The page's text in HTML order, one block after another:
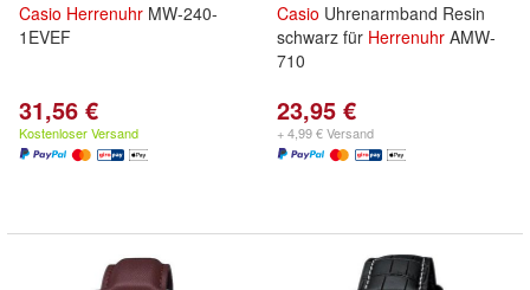
Casio Herrenuhr MW-240-
1EVEF
31,56 €
Kostenloser Versand
Casio Uhrenarmband Resin
schwarz für Herrenuhr AMW-
710
23,95 €
+ 4,99 € Versand